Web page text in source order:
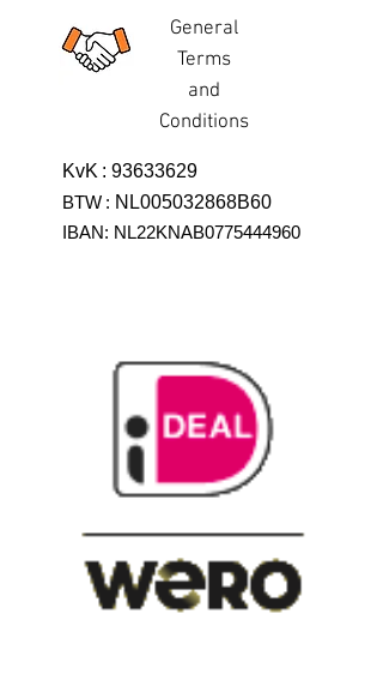
General
Terms
and
Conditions
KvK : 93633629
BTW : NL005032868B60
IBAN: NL22KNAB0775444960